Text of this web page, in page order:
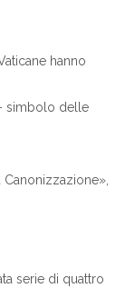
hanno
simbolo delle
Canonizzazione»,
serie di quattro